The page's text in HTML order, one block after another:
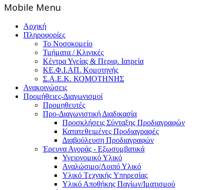
Mοbile Menu
Αρχική
Πληροφορίες
Το Νοσοκομείο
Τμήματα / Κλινικές
Κέντρα Υγείας & Περιφ. Ιατρεία
ΚΕ.Φ.Ι.ΑΠ. Κομοτηνής
Σ.Α.Ε.Κ. ΚΟΜΟΤΗΝΗΣ
Ανακοινώσεις
Προμήθειες-Διαγωνισμοί
Προμηθευτές
Προ-Διαγωνιστική Διαδικασία
Προσκλήσεις Σύνταξης Προδιαγραφών
Κατατεθειμένες Προδιαγραφές
Διαβούλευση Προδιαγραφών
Έρευνα Αγοράς - Εξωσυμβατικά
Υγειονομικό Υλικό
Αναλώσιμο/Λοιπό Υλικό
Υλικό Tεχνικής Yπηρεσίας
Υλικό Αποθήκης Παγίων/Ιματισμού